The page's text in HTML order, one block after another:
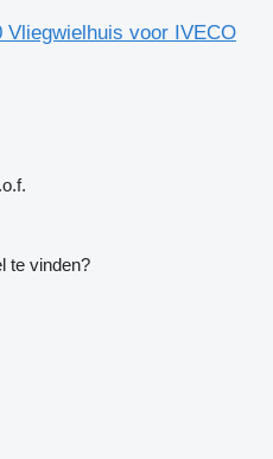
Vliegwielhuis voor IVECO
te vinden?